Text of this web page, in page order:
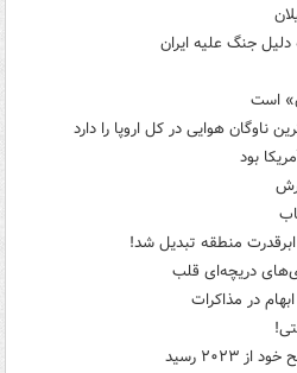
جنگ علیه ایران
است
ناوگان هوایی در کل اروپا را دارد
بود
ابرقدرت منطقه تبدیل شد!
دریچه‌ای قلب
در مذاکرات
رسید